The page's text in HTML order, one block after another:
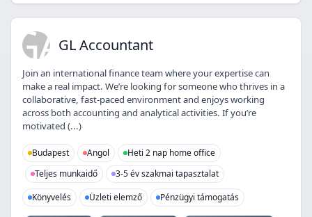
GAGL Accountant
Join an international finance team where your expertise can
make a real impact. We’re looking for someone who thrives in a
collaborative, fast-paced environment and enjoys working
across both accounting and analytical activities. If you’re
motivated (...)
Budapest Angol
Heti 2 nap home office
Teljes munkaidő
3-5 év szakmai tapasztalat
Könyvelés
Üzleti elemző Pénzügyi támogatás